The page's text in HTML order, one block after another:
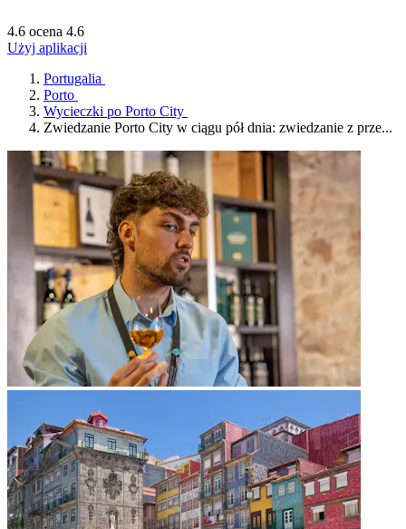
4.6 ocena 4.6
Użyj aplikacji
Portugalia
Porto
Wycieczki po Porto City
Zwiedzanie Porto City w ciągu pół dnia: zwiedzanie z prze...